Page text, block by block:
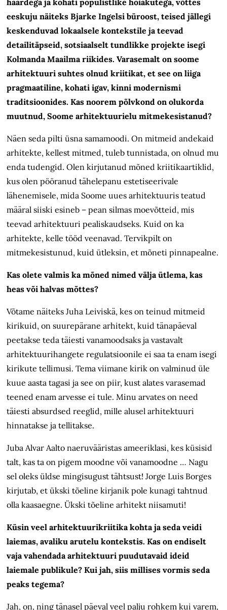
haardega ja kohati populistlike hoiakutega, võttes
eeskuju näiteks Bjarke Ingelsi büroost, teised jällegi
keskenduvad lokaalsele kontekstile ja teevad
detailitäpseid, sotsiaalselt tundlikke projekte isegi
Kolmanda Maailma riikides. Varasemalt on soome
arhitektuuri suhtes olnud kriitikat, et see on liiga
pragmaatiline, kohati igav, kinni modernismi
traditsioonides. Kas noorem põlvkond on olukorda
muutnud, Soome arhitektuurielu mitmekesistanud?
Näen seda pilti üsna samamoodi. On mitmeid andekaid
arhitekte, kellest mitmed, tuleb tunnistada, on olnud mu
enda tudengid. Olen kirjutanud mõned kriitikaartiklid,
kus olen pööranud tähelepanu estetiseerivale
lähenemisele, mida Soome uues arhitektuuris teatud
määral siiski esineb – pean silmas moevõtteid, mis
teevad arhitektuuri pealiskaudseks. Kuid on ka
arhitekte, kelle tööd veenavad. Tervikpilt on
mitmekesistunud, kuid ütleksin, et mõneti pinnapealne.
Kas olete valmis ka mõned nimed välja ütlema, kas
heas või halvas mõttes?
Võtame näiteks Juha Leiviskä, kes on teinud mitmeid
kirikuid, on suurepärane arhitekt, kuid tänapäeval
peetakse teda täiesti vanamoodsaks ja vastavalt
arhitektuurihangete regulatsioonile ei saa ta enam isegi
kirikute tellimusi. Tema viimane kirik on valminud üle
kuue aasta tagasi ja see on piir, kust alates varasemad
teened enam arvesse ei tule. Minu arvates on need
täiesti absurdsed reeglid, mille alusel arhitektuuri
hinnatakse ja tellitakse.
Juba Alvar Aalto naeruvääristas ameeriklasi, kes küsisid
talt, kas ta on pigem moodne või vanamoodne … Nagu
sel oleks üldse mingisugust tähtsust! Jorge Luis Borges
kirjutab, et ükski tõeline kirjanik pole kunagi tahtnud
olla kaasaegne. Ükski tõeline arhitekt niisamuti!
Küsin veel arhitektuurikriitika kohta ja seda veidi
laiemas, avaliku arutelu kontekstis. Kas on endiselt
vaja vahendada arhitektuuri puudutavaid ideid
laiemale publikule? Kui jah, siis millises vormis seda
peaks tegema?
Jah, on, ning tänasel päeval veel palju rohkem kui varem,